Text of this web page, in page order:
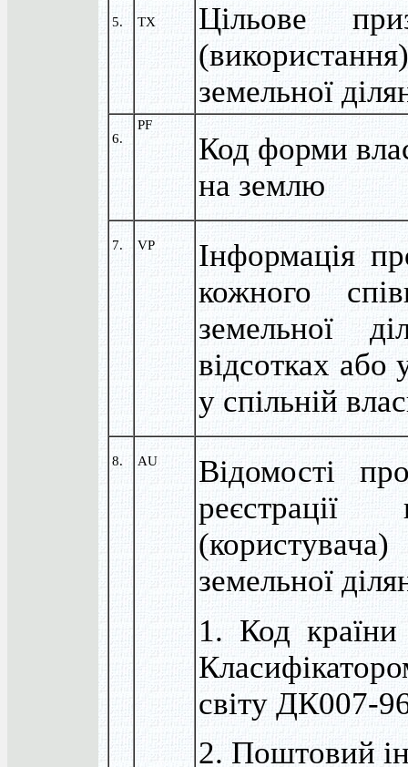
5. TX
Цільове
(використання)
земельної
6.
PF
Код форми
на землю
7. VP
Інформація
кожного
земельної
відсотках або
у спільній
8. AU
Відомості
реєстрації
(користувача)
земельної
1. Код країни
світу ДК007-
2. Поштовий